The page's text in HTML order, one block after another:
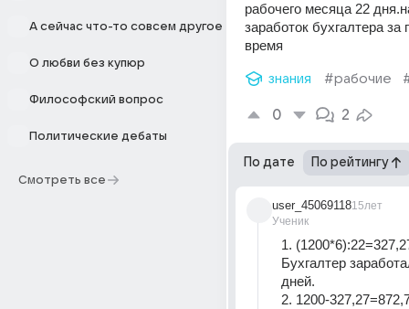
А сейчас что-то совсем другое
О любви без купюр
Философский вопрос
Политические дебаты
Смотреть все
рабочего месяца 22
заработок бухгалтера за
время
знания #рабочие
0 2
По дате По рейтингу
user_45069118
Ученик
15лет
1.
Бухгалтер
дней.
2. 1200-